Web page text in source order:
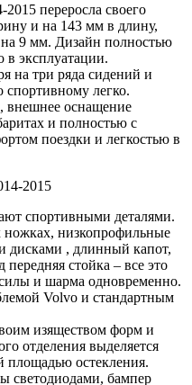
переросла своего
и на 143 мм в длину,
на 9 мм. Дизайн полностью
в эксплуатации.
на три ряда сидений и
спортивному легко.
внешнее оснащение
и полностью с
поездки и легкостью в
спортивными деталями.
ножках, низкопрофильные
, длинный капот,
передняя стойка – все это
и шарма одновременно.
Volvo и стандартным
изяществом форм и
отделения выделяется
остекления.
светодиодами, бампер